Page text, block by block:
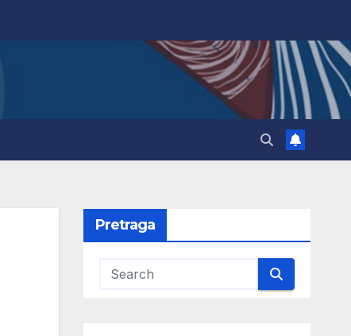
Pretraga